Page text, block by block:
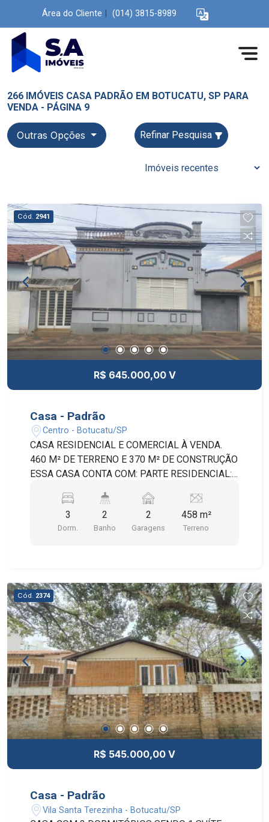
Área do Cliente (014) 3815-8989
266 IMÓVEIS CASA PADRÃO EM BOTUCATU, SP PARA
VENDA - PÁGINA 9
Outras Opções Refinar Pesquisa
Cód. 2941
R$ 645.000,00 V
Casa - Padrão
Centro - Botucatu/SP
CASA RESIDENCIAL E COMERCIAL À VENDA.
460 M² DE TERRENO E 370 M² DE CONSTRUÇÃO
ESSA CASA CONTA COM: PARTE RESIDENCIAL:
COPA E COZINHA, PARTE COMERCIAL: AMPLO
SALÃO COM MAIS 2 CÔMODOS GRANDES;
QUINTAL GRANDE. IMÓVEL VERSÁTIL,
TRANSFORMA-LO TODO EM COMERCIAL.
3
Dorm.
2
Banho
2
Garagens
458 m²
Terreno
Cód. 2374
R$ 545.000,00 V
Casa - Padrão
Vila Santa Terezinha - Botucatu/SP